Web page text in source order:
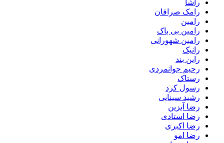
راشا
رامک صرافان
رامین
رامین بی باک
رامین شهورانی
رانیک
راین بند
رحیم جوانمردی
رستاک
رسول کرد
رشید سینایی
رضا آبزین
رضا استادی
رضا اکبری
رضا امو